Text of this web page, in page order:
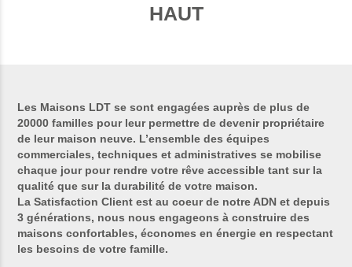
HAUT
Les Maisons LDT se sont engagées auprès de plus de
20000 familles pour leur permettre de devenir propriétaire
de leur maison neuve. L’ensemble des équipes
commerciales, techniques et administratives se mobilise
chaque jour pour rendre votre rêve accessible tant sur la
qualité que sur la durabilité de votre maison.
La Satisfaction Client est au coeur de notre ADN et depuis
3 générations, nous nous engageons à construire des
maisons confortables, économes en énergie en respectant
les besoins de votre famille.